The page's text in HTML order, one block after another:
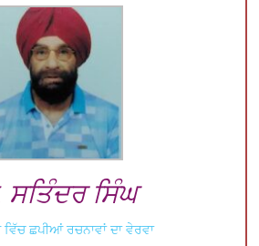
ਸਤਿੰਦਰ ਸਿੰਘ
ਵਿੱਚ ਛਪੀਆਂ ਰਚਨਾਵਾਂ ਦਾ ਵੇਰਵਾ